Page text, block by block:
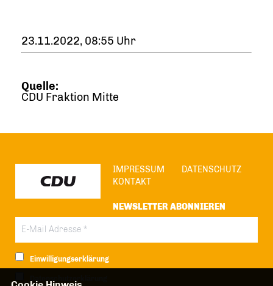
23.11.2022, 08:55 Uhr
Quelle:
CDU Fraktion Mitte
IMPRESSUM
DATENSCHUTZ
KONTAKT
NEWSLETTER ABONNIEREN
Einwilligungserklärung